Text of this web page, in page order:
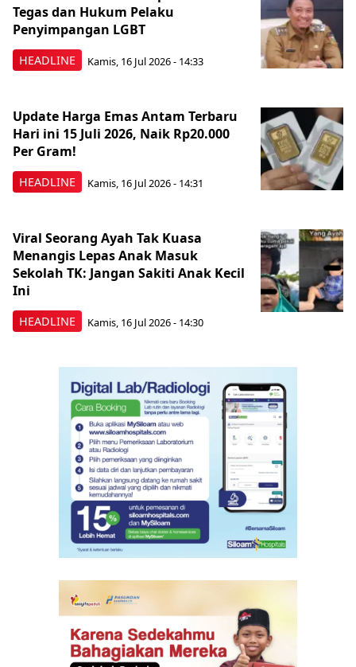
HEADLINE
Tegas dan Hukum Pelaku
Penyimpangan LGBT
Kamis, 16 Jul 2026 - 14:33
HEADLINE
Update Harga Emas Antam Terbaru
Hari ini 15 Juli 2026, Naik Rp20.000
Per Gram!
Kamis, 16 Jul 2026 - 14:31
HEADLINE
Viral Seorang Ayah Tak Kuasa
Menangis Lepas Anak Masuk
Sekolah TK: Jangan Sakiti Anak Kecil
Ini
Kamis, 16 Jul 2026 - 14:30